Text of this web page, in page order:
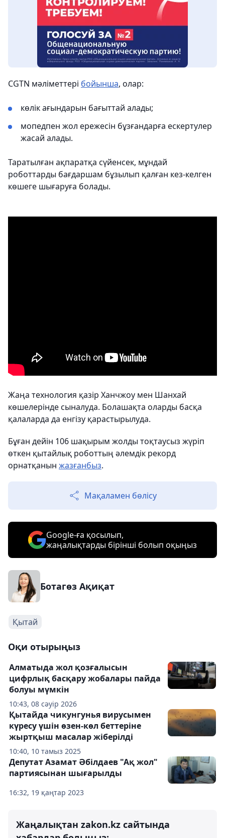
CGTN мәліметтері бойынша, олар:
көлік ағындарын бағыттай алады;
мопедпен жол ережесін бұзғандарға ескертулер
жасай алады.
Таратылған ақпаратқа сүйенсек, мұндай
роботтарды бағдаршам бұзылып қалған кез-келген
көшеге шығаруға болады.
Жаңа технология қазір Ханчжоу мен Шанхай
көшелерінде сыналуда. Болашақта оларды басқа
қалаларда да енгізу қарастырылуда.
Бұған дейін 106 шақырым жолды тоқтаусыз жүріп
өткен қытайлық роботтың әлемдік рекорд
орнатқанын жазғанбыз.
Мақаламен бөлісу
Google-ға қосылып,
жаңалықтарды бірінші болып оқыңыз
Ботагөз Ақиқат
Қытай
Оқи отырыңыз
10:43, 08 сәуір 2026
Алматыда жол қозғалысын
цифрлық басқару жобалары пайда
болуы мүмкін
10:40, 10 тамыз 2025
Қытайда чикунгунья вирусымен
күресу үшін өзен-көл беттеріне
жыртқыш масалар жіберілді
16:32, 19 қаңтар 2023
Депутат Азамат Әбілдаев "Ақ жол"
партиясынан шығарылды
Жаңалықтан zakon.kz сайтында